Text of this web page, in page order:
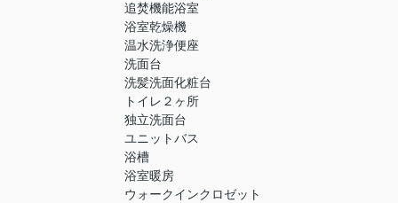
追焚機能浴室
浴室乾燥機
温水洗浄便座
洗面台
洗髪洗面化粧台
トイレ２ヶ所
独立洗面台
ユニットバス
浴槽
浴室暖房
ウォークインクロゼット